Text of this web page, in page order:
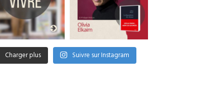
Charger plus Suivre sur Instagram